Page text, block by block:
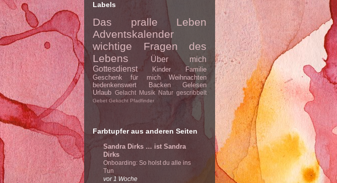
Labels
Das pralle Leben
Adventskalender
wichtige Fragen des
Lebens
Über mich
Gottesdienst
Kinder
Familie
Geschenk für mich
Weihnachten
bedenkenswert
Backen
Gelesen
Urlaub Gelacht Musik Natur gescribbelt
Gebet Gekocht Pfadfinder
Farbtupfer aus anderen Seiten
Sandra Dirks … ist Sandra
Dirks
Onboarding: So holst du alle ins
Tun
vor 1 Woche